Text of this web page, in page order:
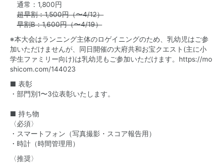
通常：1,800円
超早割：1,500円（〜4/12）
早割B：1,600円（〜4/19）
※本大会はランニング主体のロゲイニングのため、乳幼児はご参
加いただけませんが、同日開催の大府共和お宝クエスト (主に小
学生ファミリー向け)は乳幼児もご参加いただけます。 https://mo
shicom.com/144023
■ 表彰
・部門別1〜3位表彰いたします。
■ 持ち物
〈必須〉
・スマートフォン（写真撮影・スコア報告用）
・時計（時間管理用）
〈推奨〉